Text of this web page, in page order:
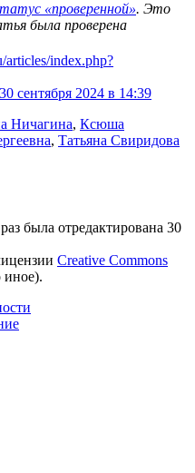
«проверенной». Это
была проверена
articles/index.php?
сентября 2024 в 14:39
Ничагина, Ксюша
, Татьяна Свиридова
была отредактирована 30
Creative Commons
иное).